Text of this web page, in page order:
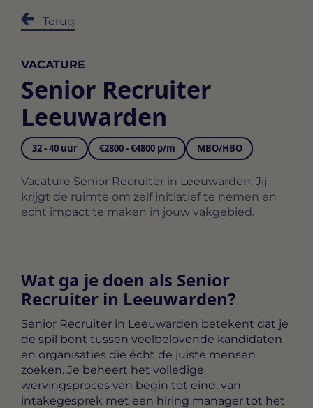
Terug
VACATURE
Senior Recruiter
Leeuwarden
32 - 40 uur €2800 - €4800 p/m MBO/HBO
Vacature Senior Recruiter in Leeuwarden. Jij
krijgt de ruimte om zelf initiatief te nemen en
echt impact te maken in jouw vakgebied.
Wat ga je doen als Senior
Recruiter in Leeuwarden?
Senior Recruiter in Leeuwarden betekent dat je
de spil bent tussen veelbelovende kandidaten
en organisaties die écht de juiste mensen
zoeken. Je beheert het volledige
wervingsproces van begin tot eind, van
intakegesprek met een hiring manager tot het